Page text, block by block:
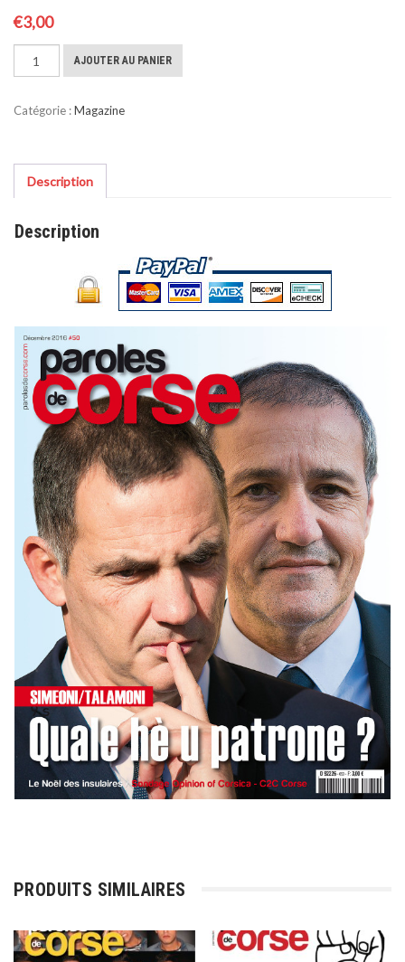
€3,00
quantité
de
2016
AJOUTER AU PANIER
Catégorie :Magazine
Description
Description
PRODUITS SIMILAIRES